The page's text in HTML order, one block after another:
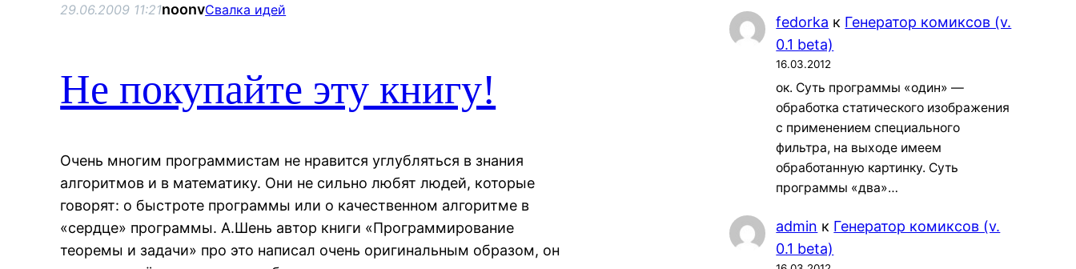
29.06.2009 11:21noonvСвалка идей
Не покупайте эту книгу!
Очень многим программистам не нравится углубляться в знания
алгоритмов и в математику. Они не сильно любят людей, которые
говорят: о быстроте программы или о качественном алгоритме в
«сердце» программы. А.Шень автор книги «Программирование
теоремы и задачи» про это написал очень оригинальным образом, он
fedorka к Генератор комиксов (v.
0.1 beta)
16.03.2012
ок. Суть программы «один» —
обработка статического изображения
с применением специального
фильтра, на выходе имеем
обработанную картинку. Суть
программы «два»…
admin к Генератор комиксов (v.
0.1 beta)